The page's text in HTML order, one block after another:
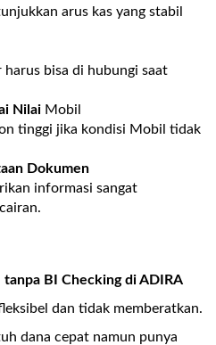
arus kas yang stabil
bisa di hubungi saat
Nilai Mobil
tinggi jika kondisi Mobil tidak
Dokumen
informasi sangat
tanpa BI Checking diADIRA
dan tidak memberatkan.
dana cepat namun punya